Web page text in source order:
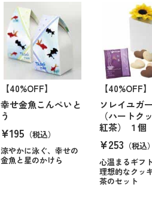
【40%OFF】
幸せ金魚こんぺいと
う
¥195 （税込）
涼やかに泳ぐ、幸せの
金魚と星のかけら
【40%OFF】
ソレイユガ
（ハートク
紅茶） １個
¥253 （税込
心温まるギフ
理想的なクッ
茶のセット